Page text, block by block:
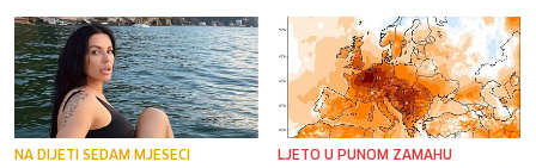
NA DIJETI SEDAM MJESECI LJETO U PUNOM ZAMAHU